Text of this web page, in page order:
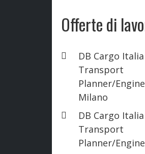
Offerte di
DB Cargo
Transport
Planner/
Milano
DB Cargo
Transport
Planner/